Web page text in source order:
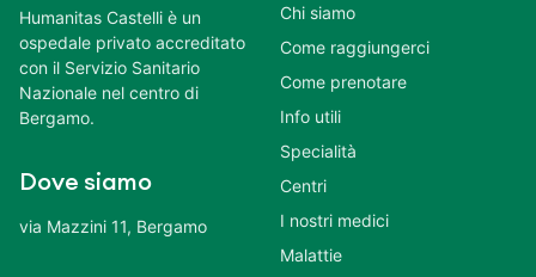
Humanitas Castelli è un
ospedale privato accreditato
con il Servizio Sanitario
Nazionale nel centro di
Bergamo.
Dove siamo
via Mazzini 11, Bergamo
Chi siamo
Come raggiungerci
Come prenotare
Info utili
Specialità
Centri
I nostri medici
Malattie